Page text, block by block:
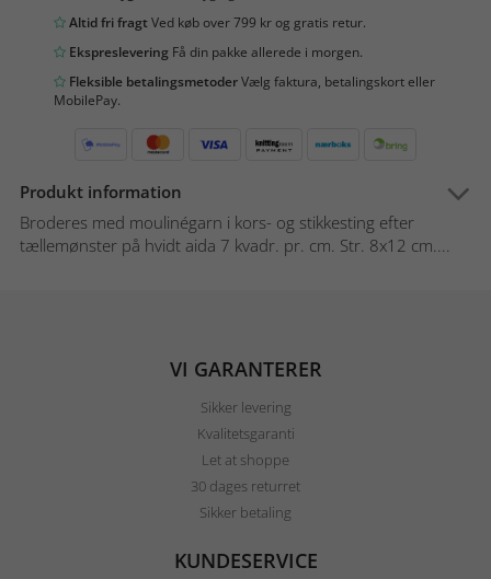
Altid fri fragtVed køb over 799 kr og gratis retur.
Ekspreslevering Få din pakke allerede i morgen.
Fleksible betalingsmetoderVælg faktura, betalingskort eller
MobilePay.
Produkt information
Broderes med moulinégarn i kors- og stikkesting efter
tællemønster på hvidt aida 7 kvadr. pr. cm. Str. 8x12 cm....
VI GARANTERER
Sikker levering
Kvalitetsgaranti
Let at shoppe
30 dages returret
Sikker betaling
KUNDESERVICE